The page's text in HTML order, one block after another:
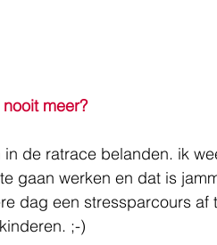
meer?
de ratrace belanden. ik
gaan werken en dat is
dag een stressparcours
;-)